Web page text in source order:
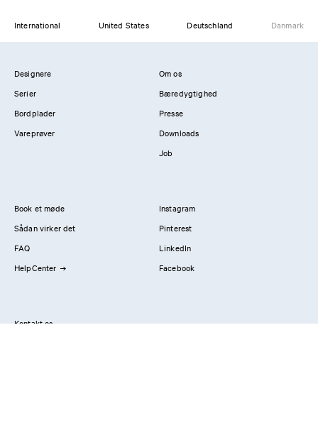
International United States Deutschland Danmark
Designere
Serier
Bordplader
Vareprøver
Om os
Bæredygtighed
Presse
Downloads
Job
Book et møde
Sådan virker det
FAQ
HelpCenter
Instagram
Pinterest
LinkedIn
Facebook
Kontakt os